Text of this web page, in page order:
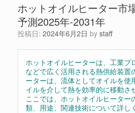
ホットオイルヒーター市
予測2025年-2031年
投稿日: 2024年6月2日 by staff
ホットオイルヒーターは、工業プ
などで広く活用される熱供給装置
ーターは、流体としてオイルを使
イルを介して熱を効率的に移動さ
ここでは、ホットオイルヒーター
類、用途、関連技術について詳し